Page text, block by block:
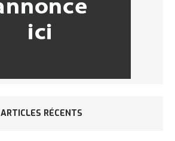
ARTICLES RÉCENTS